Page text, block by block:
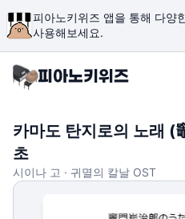
피아노키위즈 앱을 통해 다양
사용해보세요.
카마도 탄지로의 노래 (
초
시이나 고 · 귀멸의 칼날 OST